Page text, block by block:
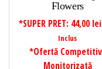
Flowers
*SUPER PRET: 44,00 lei
Inclus
*Ofertă
Monitorizată